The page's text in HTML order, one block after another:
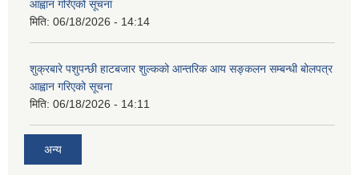
आह्वान गरिएको सूचना
मिति: 06/18/2026 - 14:14
शुक्रबारे पशुपन्छी हाटबजार शुल्कको आन्तरिक आय सङ्कलन सम्बन्धी बोलपत्र
आह्वान गरिएको सूचना
मिति: 06/18/2026 - 14:11
अन्य